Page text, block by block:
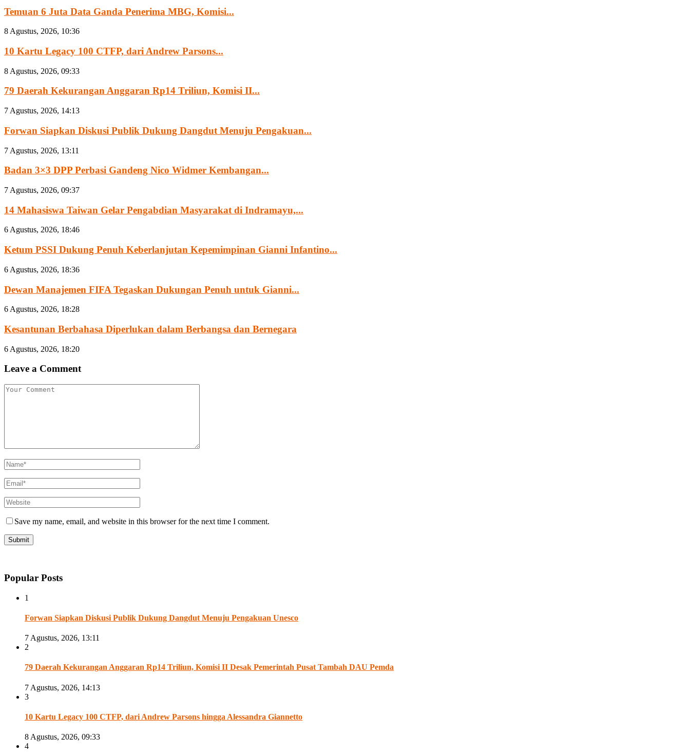
Temuan 6 Juta Data Ganda Penerima MBG, Komisi...
8 Agustus, 2026, 10:36
10 Kartu Legacy 100 CTFP, dari Andrew Parsons...
8 Agustus, 2026, 09:33
79 Daerah Kekurangan Anggaran Rp14 Triliun, Komisi II...
7 Agustus, 2026, 14:13
Forwan Siapkan Diskusi Publik Dukung Dangdut Menuju Pengakuan...
7 Agustus, 2026, 13:11
Badan 3×3 DPP Perbasi Gandeng Nico Widmer Kembangan...
7 Agustus, 2026, 09:37
14 Mahasiswa Taiwan Gelar Pengabdian Masyarakat di Indramayu,...
6 Agustus, 2026, 18:46
Ketum PSSI Dukung Penuh Keberlanjutan Kepemimpinan Gianni Infantino...
6 Agustus, 2026, 18:36
Dewan Manajemen FIFA Tegaskan Dukungan Penuh untuk Gianni...
6 Agustus, 2026, 18:28
Kesantunan Berbahasa Diperlukan dalam Berbangsa dan Bernegara
6 Agustus, 2026, 18:20
Leave a Comment
Save my name, email, and website in this browser for the next time I comment.
Popular Posts
1
Forwan Siapkan Diskusi Publik Dukung Dangdut Menuju Pengakuan Unesco
7 Agustus, 2026, 13:11
2
79 Daerah Kekurangan Anggaran Rp14 Triliun, Komisi II Desak Pemerintah Pusat Tambah DAU Pemda
7 Agustus, 2026, 14:13
3
10 Kartu Legacy 100 CTFP, dari Andrew Parsons hingga Alessandra Giannetto
8 Agustus, 2026, 09:33
4